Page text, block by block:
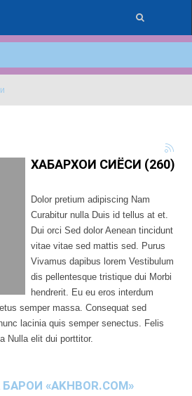
ХАБАРХОИ СИЁСИ (260)
Dolor pretium adipiscing Nam
Curabitur nulla Duis id tellus at et.
Dui orci Sed dolor Aenean tincidunt
vitae vitae sed mattis sed. Purus
Vivamus dapibus lorem Vestibulum
dis pellentesque tristique dui Morbi
hendrerit. Eu eu eros interdum
semper massa. Consequat sed
lacinia quis semper senectus. Felis
Nulla elit dui porttitor.
«AKHBOR.COM»